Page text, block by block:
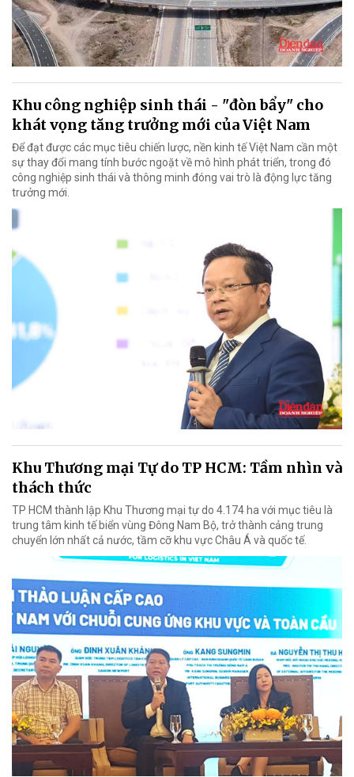
Khu công nghiệp sinh thái - "đòn bẩy" cho
khát vọng tăng trưởng mới của Việt Nam
Để đạt được các mục tiêu chiến lược, nền kinh tế Việt Nam cần một
sự thay đổi mang tính bước ngoặt về mô hình phát triển, trong đó
công nghiệp sinh thái và thông minh đóng vai trò là động lực tăng
trưởng mới.
Khu Thương mại Tự do TP HCM: Tầm nhìn và
thách thức
TP HCM thành lập Khu Thương mại tự do 4.174 ha với mục tiêu là
trung tâm kinh tế biển vùng Đông Nam Bộ, trở thành cảng trung
chuyển lớn nhất cả nước, tầm cỡ khu vực Châu Á và quốc tế.